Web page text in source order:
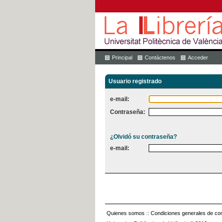
Principal Contáctenos Acceder
Usuario registrado
e-mail:
Contraseña:
¿Olvidó su contraseña?
e-mail:
Quienes somos :: Condiciones generales de